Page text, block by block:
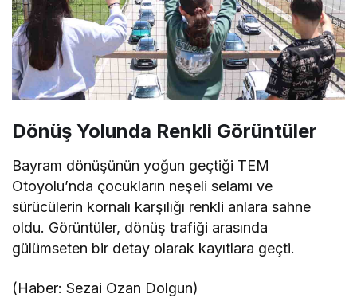
Dönüş Yolunda Renkli Görüntüler
Bayram dönüşünün yoğun geçtiği TEM
Otoyolu’nda çocukların neşeli selamı ve
sürücülerin kornalı karşılığı renkli anlara sahne
oldu. Görüntüler, dönüş trafiği arasında
gülümseten bir detay olarak kayıtlara geçti.
(Haber: Sezai Ozan Dolgun)